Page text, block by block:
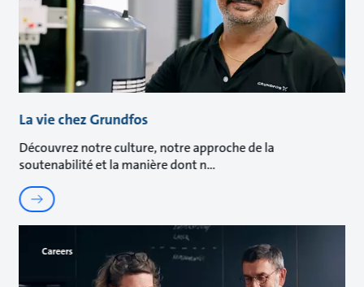
La vie chez Grundfos
Découvrez notre culture, notre approche de la
soutenabilité et la manière dont n
Careers